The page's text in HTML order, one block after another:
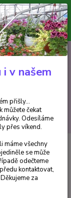
je 300 Kč.
můžete čekat
Objednávky
Hledat
0ks
za0 Kč
v 3-kusovém balení
za
v našem
přišly...
můžete čekat
Odesíláme
přes víkend.
máme všechny
se může
odečteme
kontaktovat,
za